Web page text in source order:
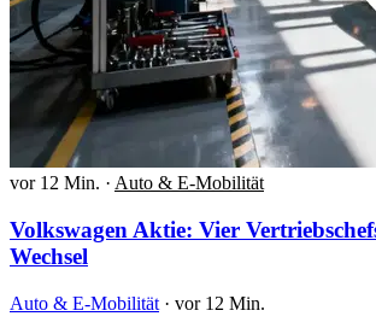
vor 12 Min. · Auto & E-Mobilität
Volkswagen Aktie: Vier
Wechsel
Auto & E-Mobilität · vor 12 Min.